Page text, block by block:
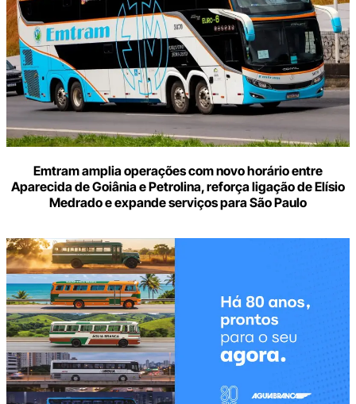
Emtram amplia operações com novo horário entre
Aparecida de Goiânia e Petrolina, reforça ligação de Elísio
Medrado e expande serviços para São Paulo